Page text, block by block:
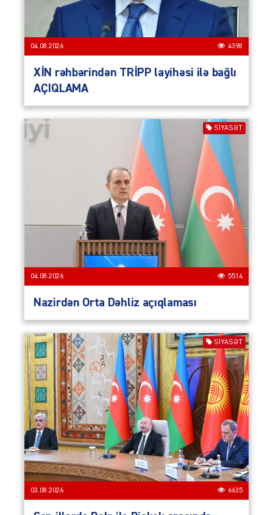
04.08.2026 4398
XİN rəhbərindən TRİPP layihəsi ilə bağlı
AÇIQLAMA
SIYASƏT
04.08.2026 5514
Nazirdən Orta Dəhliz açıqlaması
SIYASƏT
03.08.2026 6635